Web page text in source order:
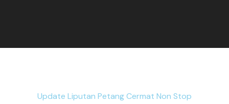
Update Liputan Petang Cermat Non Stop